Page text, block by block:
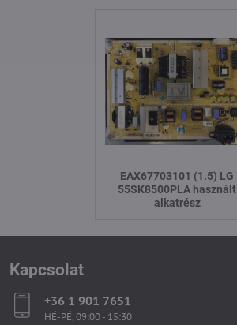
EAX67703101 (1.5) LG
55SK8500PLA használt
alkatrész
Kapcsolat
+36 1 901 7651
HÉ-PÉ, 09:00 - 15:30